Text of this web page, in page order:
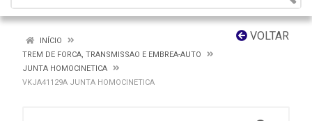
VOLTAR
INÍCIO
TREM DE FORCA, TRANSMISSAO E EMBREA-AUTO
JUNTA HOMOCINETICA
VKJA41129A JUNTA HOMOCINETICA